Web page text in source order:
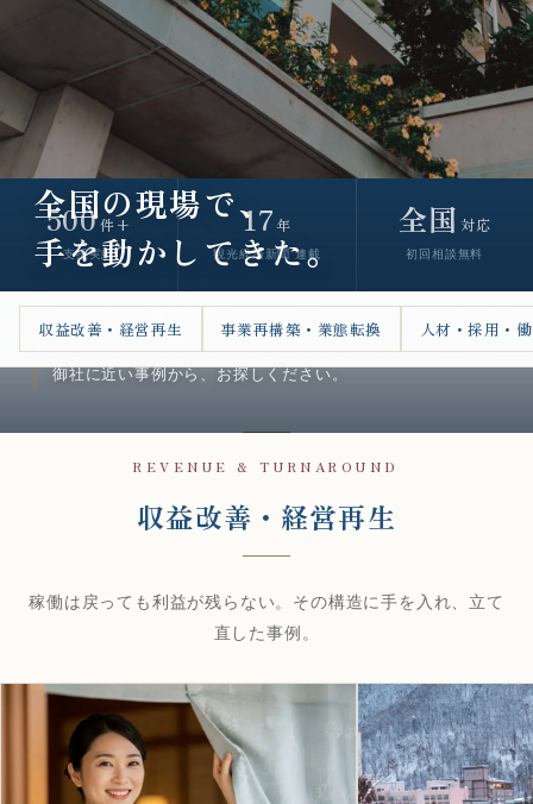
全国の現場で、
手を動かしてきた。
収益改善から事業承継、新規開発・PPP/PFIまで。これまで
に関わった支援事例を、課題のジャンル別にまとめました。
御社に近い事例から、お探しください。
500件+
支援実績
17年
観光経済新聞 連載
全国 対応
初回相談無料
収益改善・経営再生 事業再構築・業態転換 人材・採用・
REVENUE & TURNAROUND
収益改善・経営再生
稼働は戻っても利益が残らない。その構造に手を入れ、立て
直した事例。